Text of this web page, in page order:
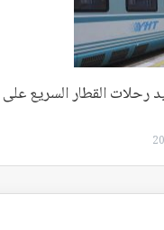
رحلات القطار السريع